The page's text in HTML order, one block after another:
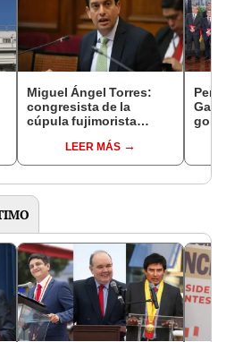
Miguel Ángel Torres:
congresista de la
cúpula fujimorista
del SenadoLEER MÁS